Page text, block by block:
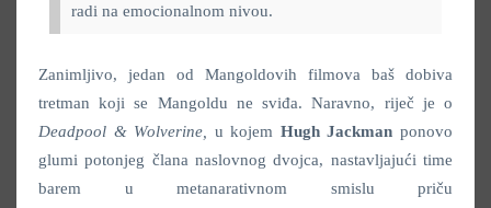
radi na emocionalnom nivou.
Zanimljivo, jedan od Mangoldovih filmova baš dobiva
tretman koji se Mangoldu ne sviđa. Naravno, riječ je o
Deadpool & Wolverine, u kojem Hugh Jackmanponovo
glumi potonjeg člana naslovnog dvojca, nastavljajući time
barem u metanarativnom smislu priču